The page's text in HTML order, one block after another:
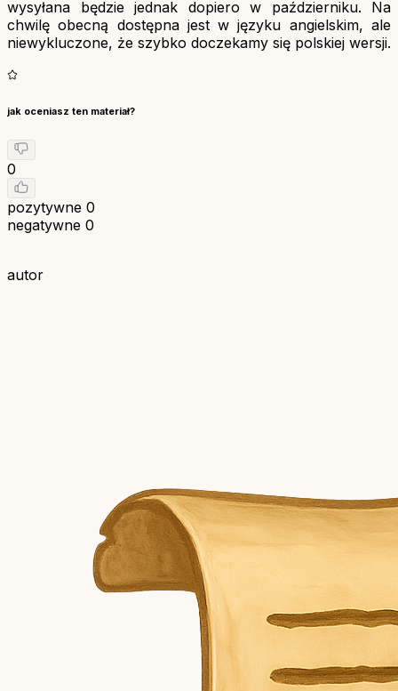
wysyłana będzie jednak dopiero w październiku. Na
chwilę obecną dostępna jest w języku angielskim, ale
niewykluczone, że szybko doczekamy się polskiej wersji.
jak oceniasz ten materiał?
0
pozytywne 0
negatywne 0
autor